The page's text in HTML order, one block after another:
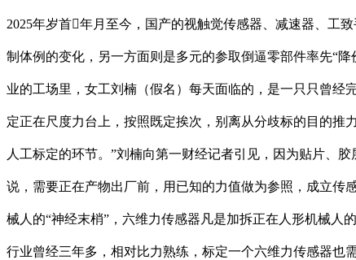
2025年岁首年月至今，国产的视触觉传感器、减速器、工
制体例的变化，另一方面则是多元的参取倒逼零部件率先“
业的工场里，女工刘楠（假名）每天面临的，是一只只曾经
定正在尺度力台上，按照既定挨次，别离从分歧标的目的推
人工标定的环节。”刘楠向第一财经记者引见，因为贴片、
说，需要正在产物出厂前，用已知的力值做为参照，成立传
械人的“神经末梢”，六维力传感器凡是加拆正在人形机械人
行业曾经三年多，相对比力熟练，标定一个六维力传感器也